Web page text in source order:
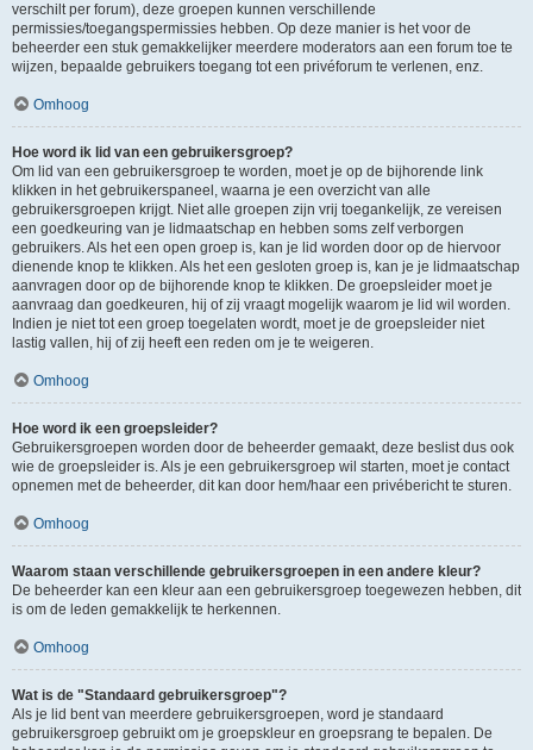
verschilt per forum), deze groepen kunnen verschillende
permissies/toegangspermissies hebben. Op deze manier is het voor de
beheerder een stuk gemakkelijker meerdere moderators aan een forum toe te
wijzen, bepaalde gebruikers toegang tot een privéforum te verlenen, enz.
Omhoog
Hoe word ik lid van een gebruikersgroep?
Om lid van een gebruikersgroep te worden, moet je op de bijhorende link
klikken in het gebruikerspaneel, waarna je een overzicht van alle
gebruikersgroepen krijgt. Niet alle groepen zijn vrij toegankelijk, ze vereisen
een goedkeuring van je lidmaatschap en hebben soms zelf verborgen
gebruikers. Als het een open groep is, kan je lid worden door op de hiervoor
dienende knop te klikken. Als het een gesloten groep is, kan je je lidmaatschap
aanvragen door op de bijhorende knop te klikken. De groepsleider moet je
aanvraag dan goedkeuren, hij of zij vraagt mogelijk waarom je lid wil worden.
Indien je niet tot een groep toegelaten wordt, moet je de groepsleider niet
lastig vallen, hij of zij heeft een reden om je te weigeren.
Omhoog
Hoe word ik een groepsleider?
Gebruikersgroepen worden door de beheerder gemaakt, deze beslist dus ook
wie de groepsleider is. Als je een gebruikersgroep wil starten, moet je contact
opnemen met de beheerder, dit kan door hem/haar een privébericht te sturen.
Omhoog
Waarom staan verschillende gebruikersgroepen in een andere kleur?
De beheerder kan een kleur aan een gebruikersgroep toegewezen hebben, dit
is om de leden gemakkelijk te herkennen.
Omhoog
Wat is de "Standaard gebruikersgroep"?
Als je lid bent van meerdere gebruikersgroepen, word je standaard
gebruikersgroep gebruikt om je groepskleur en groepsrang te bepalen. De